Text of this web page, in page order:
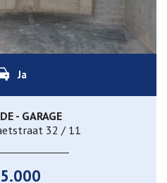
Ja
- GARAGE
32 / 11